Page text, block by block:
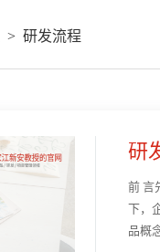
> 研发流程
研
前 言
下，
品概